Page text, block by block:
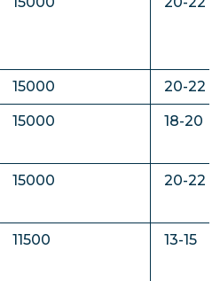
15000 20-22
15000 18-20
15000 20-22
11500 13-15